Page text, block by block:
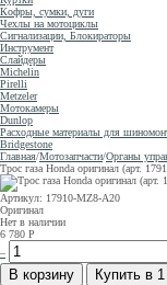
Кофры, сумки, дуги
Чехлы на мотоциклы
Сигнализации, Блокираторы
Инструмент
Слайдеры
Michelin
Pirelli
Metzeler
Мотокамеры
Dunlop
Расходные материалы для
Bridgestone
Главная/Мотозапчасти/Органы
Трос газа Honda оригинал (арт.
Артикул: 17910-MZ8-A20
Оригинал
Нет в наличии
6 780 Р
–